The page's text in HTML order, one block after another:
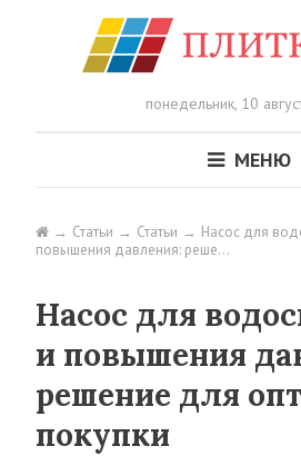
понедельник, 10
МЕНЮ
Статьи Статьи
Насос для
повышения давления: реше…
Насос для
и повышения
решение для
покупки